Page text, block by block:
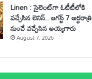
Linen : సైలెంట్‌గా ఓటీటీలోకి
వచ్చేసిన లెనిన్.. ఆగస్ట్ 7 అర్ధరాత్రి
నుంచే వచ్చేసిన అయ్యగారు
August 7, 2026